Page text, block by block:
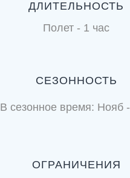
ДЛИТЕЛЬНОСТЬ
Полет - 1 час
СЕЗОННОСТЬ
В сезонное время: Нояб
ОГРАНИЧЕНИЯ